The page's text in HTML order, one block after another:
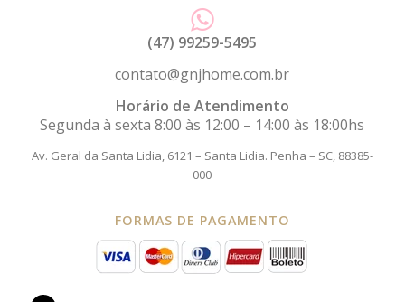
(47) 99259-5495
contato@gnjhome.com.br
Horário de Atendimento
Segunda à sexta 8:00 às 12:00 – 14:00 às 18:00hs
Av. Geral da Santa Lidia, 6121 – Santa Lidia. Penha – SC, 88385-
000
FORMAS DE PAGAMENTO